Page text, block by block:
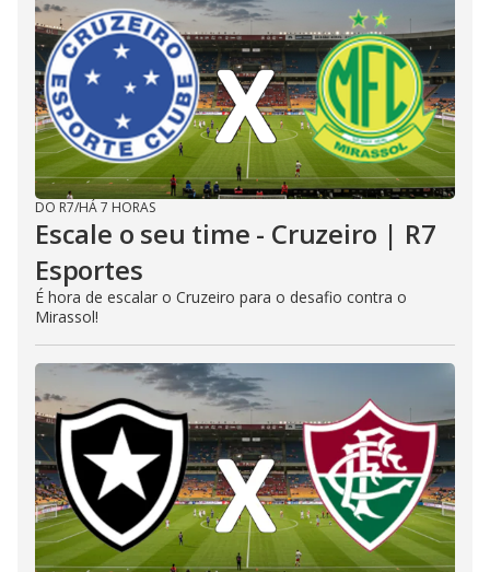
DO R7/HÁ 7 HORAS
Escale o seu time - Cruzeiro | R7
Esportes
É hora de escalar o Cruzeiro para o desafio contra o
Mirassol!